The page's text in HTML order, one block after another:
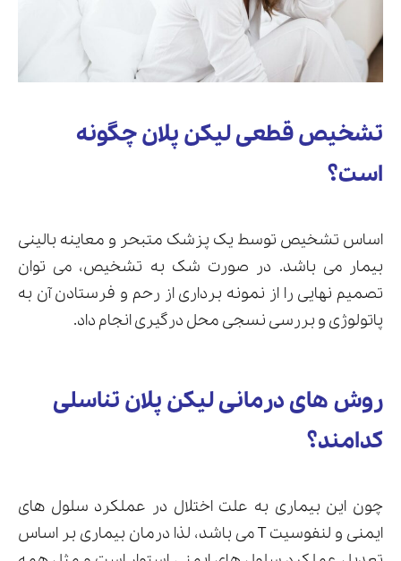
تشخیص قطعی لیکن پلان چگونه
است؟
اساس تشخیص توسط یک پزشک متبحر و معاینه بالینی
بیمار می باشد. در صورت شک به تشخیص، می توان
تصمیم نهایی را از نمونه برداری از رحم و فرستادن آن به
پاتولوژی و بررسی نسجی محل درگیری انجام داد.
روش های درمانی لیکن پلان تناسلی
کدامند؟
چون این بیماری به علت اختلال در عملکرد سلول های
ایمنی و لنفوسیت T می باشد، لذا درمان بیماری بر اساس